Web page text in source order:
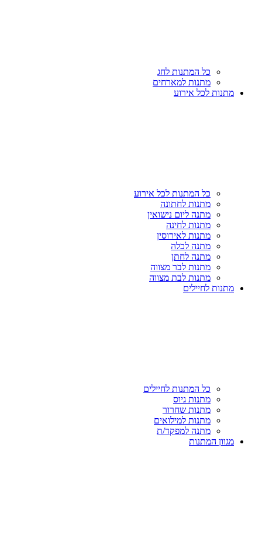
כל המתנות לחג
מתנות למארחים
מתנות לכל אירוע
כל המתנות לכל אירוע
מתנות לחתונה
מתנה ליום נישואין
מתנות לחינה
מתנות לאירוסין
מתנה לכלה
מתנה לחתן
מתנות לבר מצווה
מתנות לבת מצווה
מתנות לחיילים
כל המתנות לחיילים
מתנות גיוס
מתנות שחרור
מתנות למילואים
מתנה למפקד/ת
מגוון המתנות